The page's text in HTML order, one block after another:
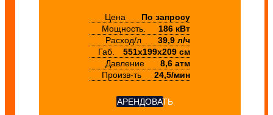
Цена
По запросу
Мощность.
186 кВт
Расход/л
39,9 л/ч
Габ.
551х199х209 см
Давление
8,6 атм
Произв-ть
24,5/мин
АРЕНДОВАТЬ